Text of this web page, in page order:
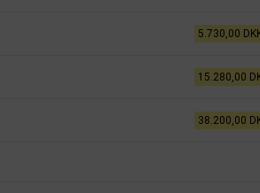
5.730,00
15.280,00
38.200,00